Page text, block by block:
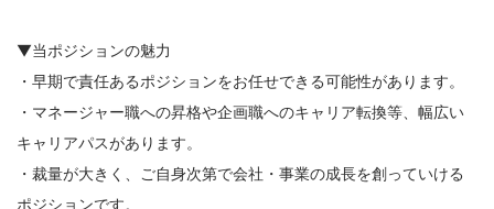
▼当ポジションの魅力
・早期で責任あるポジションをお任せできる可能性があります。
・マネージャー職への昇格や企画職へのキャリア転換等、幅広い
キャリアパスがあります。
・裁量が大きく、ご自身次第で会社・事業の成長を創っていける
ポジションです。